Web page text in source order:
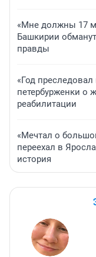
«Мне должны 17
Башкирии
правды
«Год
петербурженки о
реабилитации
«Мечтал о
переехал в
история